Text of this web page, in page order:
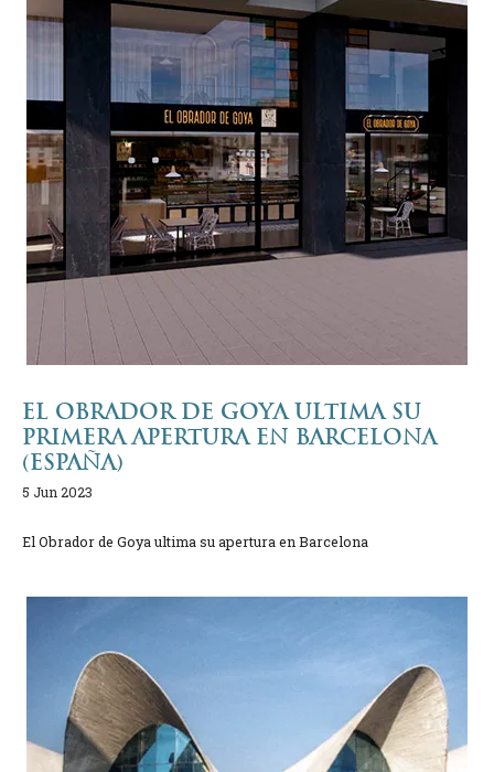
EL OBRADOR DE GOYA ULTIMA SU
PRIMERA APERTURA EN BARCELONA
(ESPAÑA)
5 Jun 2023
El Obrador de Goya ultima su apertura en Barcelona